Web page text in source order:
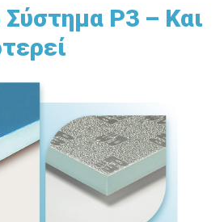
Σύστημα P3 – Και